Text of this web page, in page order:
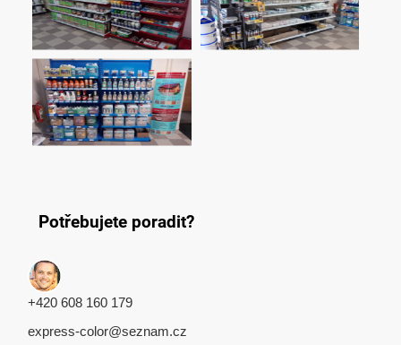
Potřebujete poradit?
+420 608 160 179
express-color@seznam.cz